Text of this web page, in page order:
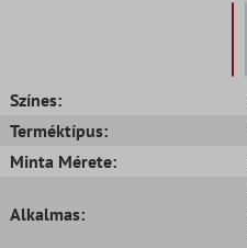
Színes:
Terméktípus:
Minta Mérete:
Alkalmas: